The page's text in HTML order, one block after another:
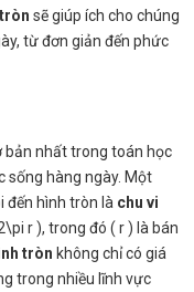
sẽ giúp ích cho chúng
từ đơn giản đến phức
bản nhất trong toán học
sống hàng ngày. Một
đến hình tròn là chu vi
r ), trong đó ( r ) là bán
tròn không chỉ có giá
trong nhiều lĩnh vực